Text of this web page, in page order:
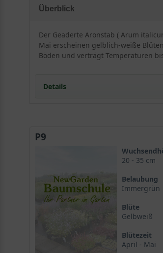
Überblick
Der Geaderte Aronstab ( Arum
Mai erscheinen gelblich-weiße
Böden und verträgt Temperaturen
Details
Ein überraschendes Vegetationsjahr
Der ideale Standort für Arum
Blüte und Blattwerk des Aronstabs
Die unauffälligen Blüten
Das marmorierte Blattwerk
Wertvoller Wintergast im
Arum italicum als
P9
20 - 35 cm
Belaubung
Immergrün
Blüte
Gelbweiß
Blütezeit
April - Mai